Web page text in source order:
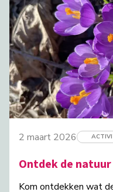
2 maart 2026
Ontdek de
Kom ontdekken wat